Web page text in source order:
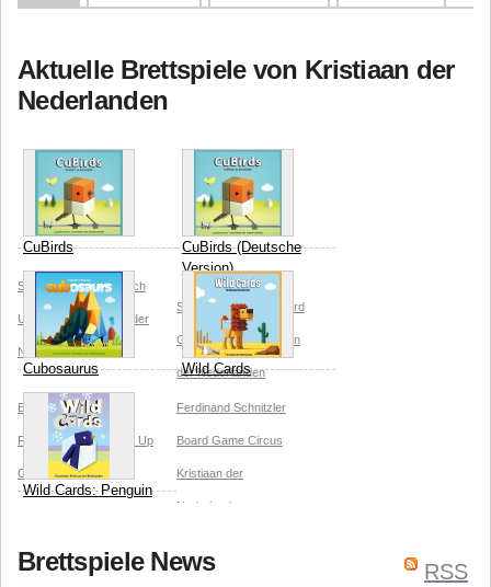
Aktuelle Brettspiele von Kristiaan der
Nederlanden
CuBirds
Stefan Alexander Catch
Up Games Kristiaan der
Nederlanden
CuBirds (Deutsche
Version)
Stefan Alexander Board
Game Circus Kristiaan
der Nederlanden
Cubosaurus
Blackrock Games
Fabien Tanguy Catch Up
Games
Wild Cards
Ferdinand Schnitzler
Board Game Circus
Kristiaan der
Nederlanden
Wild Cards: Penguin
Nederlanden Gam'inbiz RSS
Brettspiele News